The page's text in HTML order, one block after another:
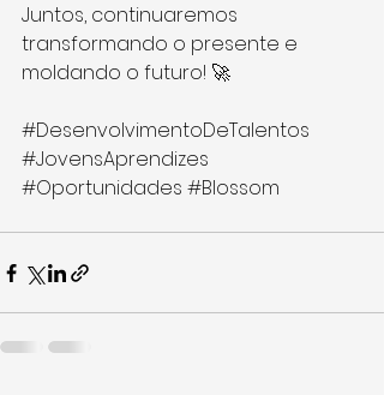
Juntos, continuaremos
transformando o presente e
moldando o futuro! 🚀
#DesenvolvimentoDeTalentos
#JovensAprendizes
#Oportunidades #Blossom